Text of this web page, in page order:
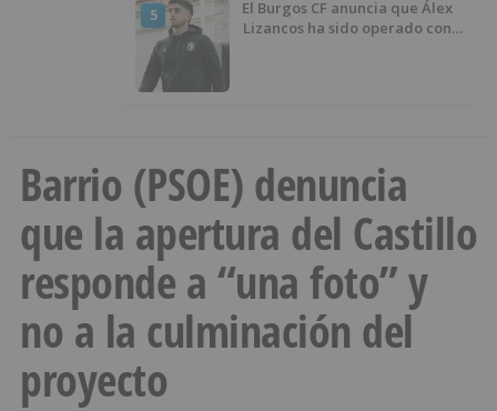
5
El Burgos CF anuncia que Álex
Lizancos ha sido operado con
Barrio (PSOE) denuncia
que la apertura del Castillo
responde a “una foto” y
no a la culminación del
proyecto